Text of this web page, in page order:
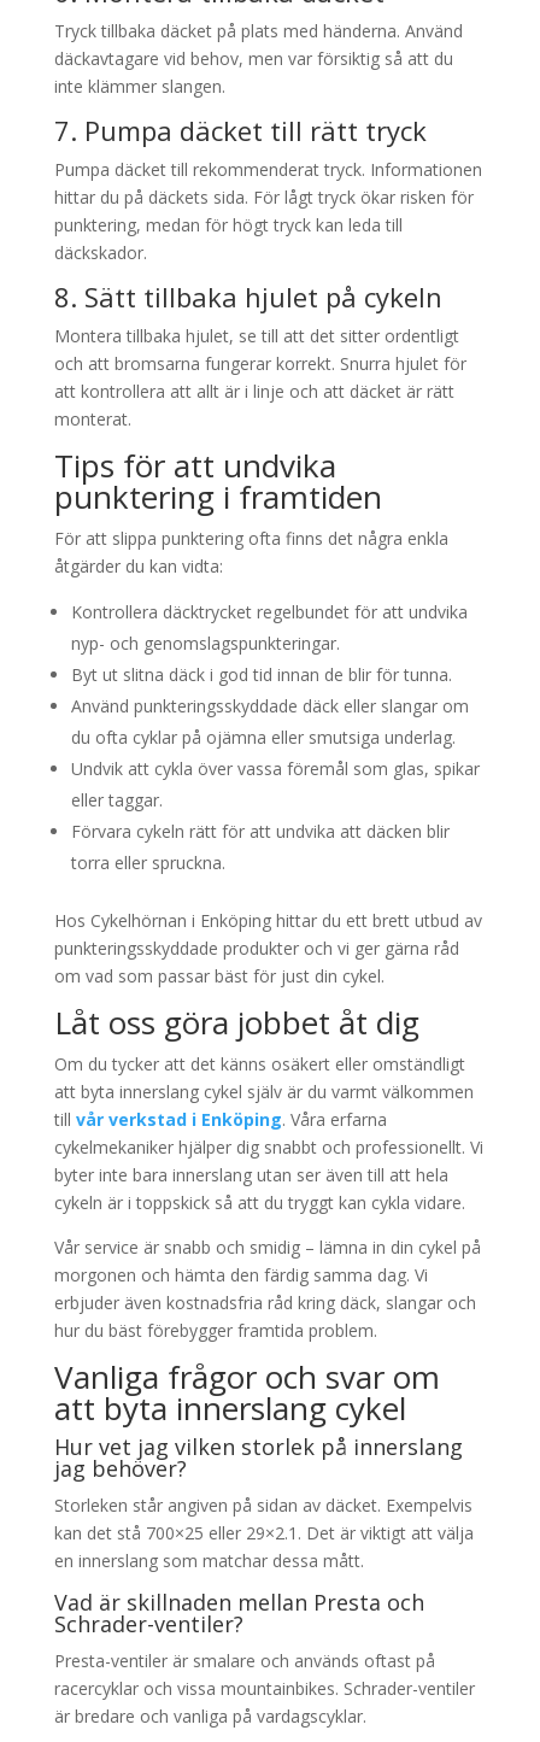
Tryck tillbaka däcket på plats med händerna. Använd
däckavtagare vid behov, men var försiktig så att du
inte klämmer slangen.
7. Pumpa däcket till rätt tryck
Pumpa däcket till rekommenderat tryck. Informationen
hittar du på däckets sida. För lågt tryck ökar risken för
punktering, medan för högt tryck kan leda till
däckskador.
8. Sätt tillbaka hjulet på cykeln
Montera tillbaka hjulet, se till att det sitter ordentligt
och att bromsarna fungerar korrekt. Snurra hjulet för
att kontrollera att allt är i linje och att däcket är rätt
monterat.
Tips för att undvika
punktering i framtiden
För att slippa punktering ofta finns det några enkla
åtgärder du kan vidta:
Kontrollera däcktrycket regelbundet för att undvika
nyp- och genomslagspunkteringar.
Byt ut slitna däck i god tid innan de blir för tunna.
Använd punkteringsskyddade däck eller slangar om
du ofta cyklar på ojämna eller smutsiga underlag.
Undvik att cykla över vassa föremål som glas, spikar
eller taggar.
Förvara cykeln rätt för att undvika att däcken blir
torra eller spruckna.
Hos Cykelhörnan i Enköping hittar du ett brett utbud av
punkteringsskyddade produkter och vi ger gärna råd
om vad som passar bäst för just din cykel.
Låt oss göra jobbet åt dig
Om du tycker att det känns osäkert eller omständligt
att byta innerslang cykel själv är du varmt välkommen
till vår verkstad i Enköping. Våra erfarna
cykelmekaniker hjälper dig snabbt och professionellt. Vi
byter inte bara innerslang utan ser även till att hela
cykeln är i toppskick så att du tryggt kan cykla vidare.
Vår service är snabb och smidig – lämna in din cykel på
morgonen och hämta den färdig samma dag. Vi
erbjuder även kostnadsfria råd kring däck, slangar och
hur du bäst förebygger framtida problem.
Vanliga frågor och svar om
att byta innerslang cykel
Hur vet jag vilken storlek på innerslang
jag behöver?
Storleken står angiven på sidan av däcket. Exempelvis
kan det stå 700×25 eller 29×2.1. Det är viktigt att välja
en innerslang som matchar dessa mått.
Vad är skillnaden mellan Presta och
Schrader-ventiler?
Presta-ventiler är smalare och används oftast på
racercyklar och vissa mountainbikes. Schrader-ventiler
är bredare och vanliga på vardagscyklar.